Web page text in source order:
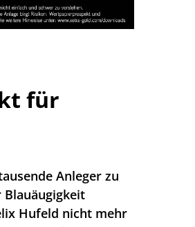
für
Anleger zu
Blauäugigkeit
Hufeld nicht mehr